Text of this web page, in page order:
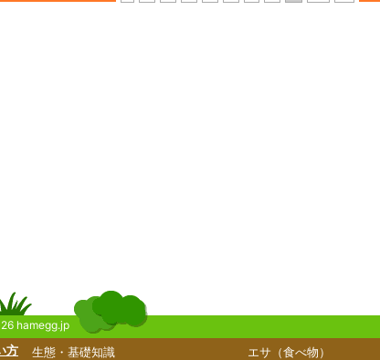
hamegg.jp
方
生態・基礎知識
エサ（食べ物）